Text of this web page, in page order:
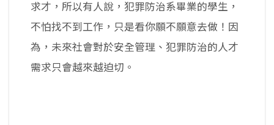
求才，所以有人說，犯罪防治系畢業的學生，
不怕找不到工作，只是看你願不願意去做！因
為，未來社會對於安全管理、犯罪防治的人才
需求只會越來越迫切。